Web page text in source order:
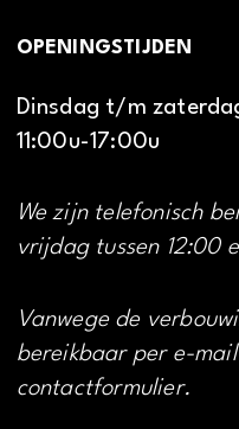
OPENINGSTIJDEN
Dinsdag t/m
11:00u-17:00u
We zijn telefonisch
vrijdag tussen 12:00
Vanwege de
bereikbaar per e-
contactformulier.